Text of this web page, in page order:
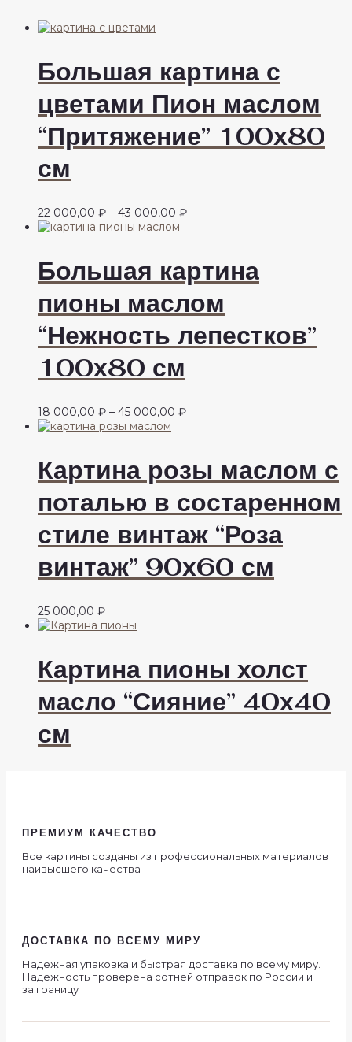
Большая картина с
цветами Пион маслом
“Притяжение” 100х80
см
22 000,00 ₽ – 43 000,00 ₽Диапазон
–
43
000,00 ₽
Большая картина
пионы маслом
“Нежность лепестков”
100х80 см
18 000,00 ₽ – 45 000,00 ₽Диапазон
–
45
000,00 ₽
Картина розы маслом с
поталью в состаренном
стиле винтаж “Роза
винтаж” 90х60 см
25 000,00 ₽
Картина пионы холст
масло “Сияние” 40х40
см
ПРЕМИУМ КАЧЕСТВО
Все картины созданы из профессиональных материалов
наивысшего качества
ДОСТАВКА ПО ВСЕМУ МИРУ
Надежная упаковка и быстрая доставка по всему миру.
Надежность проверена сотней отправок по России и
за границу